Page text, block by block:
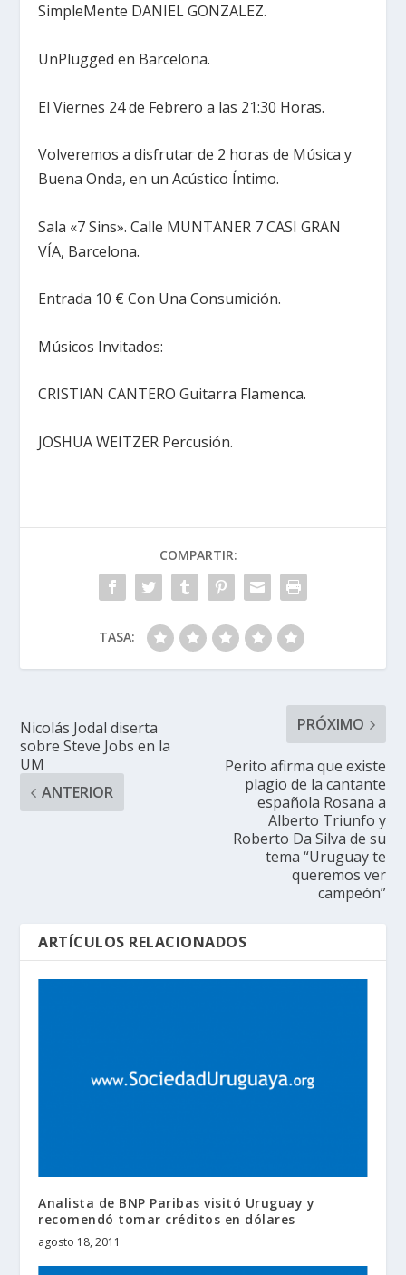
SimpleMente DANIEL GONZALEZ.
UnPlugged en Barcelona.
El Viernes 24 de Febrero a las 21:30 Horas.
Volveremos a disfrutar de 2 horas de Música y
Buena Onda, en un Acústico Íntimo.
Sala «7 Sins». Calle MUNTANER 7 CASI GRAN
VÍA, Barcelona.
Entrada 10 € Con Una Consumición.
Músicos Invitados:
CRISTIAN CANTERO Guitarra Flamenca.
JOSHUA WEITZER Percusión.
COMPARTIR:
TASA:
Nicolás Jodal diserta
sobre Steve Jobs en la
UM
ANTERIOR
PRÓXIMO
Perito afirma que existe
plagio de la cantante
española Rosana a
Alberto Triunfo y
Roberto Da Silva de su
tema “Uruguay te
queremos ver
campeón”
ARTÍCULOS RELACIONADOS
Analista de BNP Paribas visitó Uruguay y
recomendó tomar créditos en dólares
agosto 18, 2011